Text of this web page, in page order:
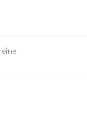
eine